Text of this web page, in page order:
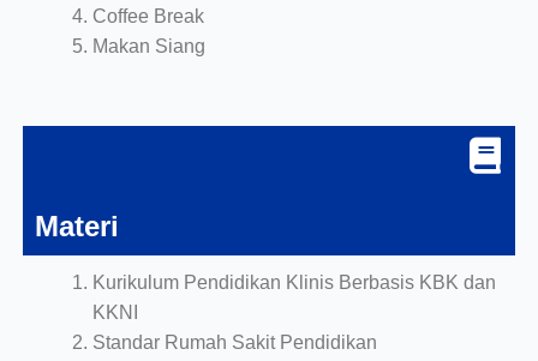
Coffee Break
Makan Siang
Materi
Kurikulum Pendidikan Klinis Berbasis KBK dan
KKNI
Standar Rumah Sakit Pendidikan